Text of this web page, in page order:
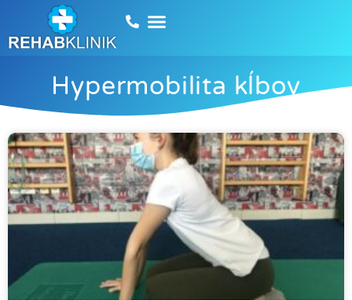
Hypermobilita kĺbov